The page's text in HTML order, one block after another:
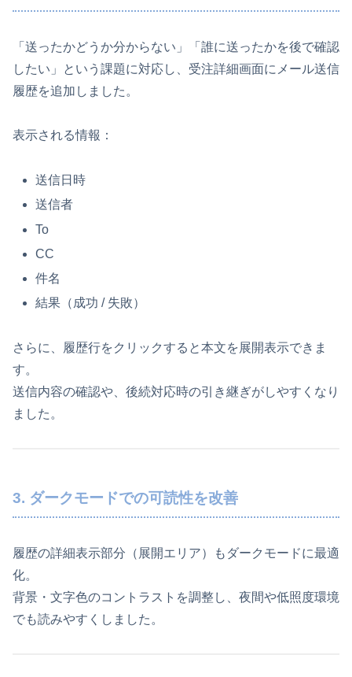
「送ったかどうか分からない」「誰に送ったかを後で確認
したい」という課題に対応し、受注詳細画面にメール送信
履歴を追加しました。
表示される情報：
送信日時
送信者
To
CC
件名
結果（成功 / 失敗）
さらに、履歴行をクリックすると本文を展開表示できま
す。
送信内容の確認や、後続対応時の引き継ぎがしやすくなり
ました。
3. ダークモードでの可読性を改善
履歴の詳細表示部分（展開エリア）もダークモードに最適
化。
背景・文字色のコントラストを調整し、夜間や低照度環境
でも読みやすくしました。